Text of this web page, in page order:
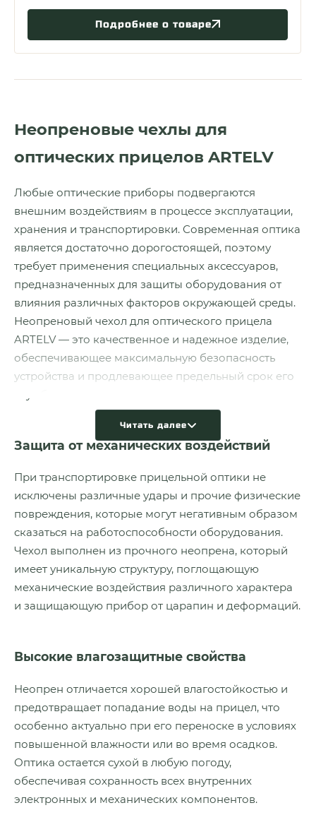
Неопреновые чехлы для
оптических прицелов ARTELV
Любые оптические приборы подвергаются
внешним воздействиям в процессе эксплуатации,
хранения и транспортировки. Современная оптика
является достаточно дорогостоящей, поэтому
требует применения специальных аксессуаров,
предназначенных для защиты оборудования от
влияния различных факторов окружающей среды.
Неопреновый чехол для оптического прицела
ARTELV — это качественное и надежное изделие,
обеспечивающее максимальную безопасность
устройства и продлевающее предельный срок его
Защита от механических воздействий
При транспортировке прицельной оптики не
исключены различные удары и прочие физические
повреждения, которые могут негативным образом
сказаться на работоспособности оборудования.
Чехол выполнен из прочного неопрена, который
имеет уникальную структуру, поглощающую
механические воздействия различного характера
и защищающую прибор от царапин и деформаций.
Высокие влагозащитные свойства
Неопрен отличается хорошей влагостойкостью и
предотвращает попадание воды на прицел, что
особенно актуально при его переноске в условиях
повышенной влажности или во время осадков.
Оптика остается сухой в любую погоду,
обеспечивая сохранность всех внутренних
электронных и механических компонентов.
Читать далее
Подробнее о товаре